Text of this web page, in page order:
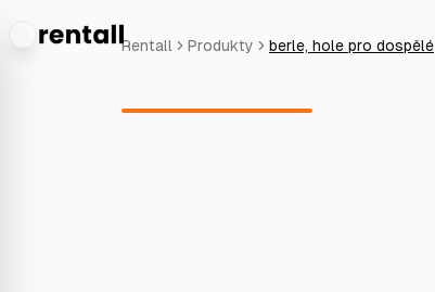
Rentall Produkty berle, hole pro dospělé